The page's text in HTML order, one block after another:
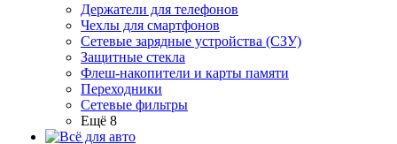
Держатели для телефонов
Чехлы для смартфонов
Сетевые зарядные устройства (СЗУ)
Защитные стекла
Флеш-накопители и карты памяти
Переходники
Сетевые фильтры
Ещё 8